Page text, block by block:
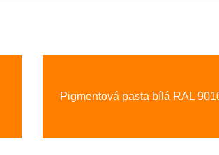
Pigmentová pasta bílá RAL